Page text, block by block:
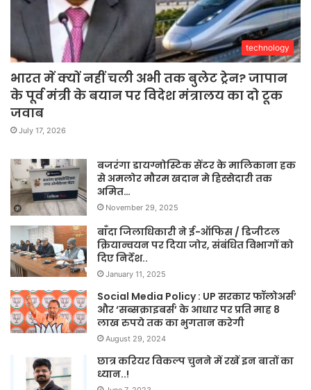
technology
भारत में क्यों नहीं चली अभी तक बुलेट ट्रेन? जापान
के पूर्व मंत्री के बयान पर विदेश मंत्रालय का दो टूक
जवाब
July 17, 2026
बजरंगा डायग्नोस्टिक सेंटर के मालिकाना हक
से अमलोर मौरम खदान मे हिस्सेदारी तक
अमित…
November 29, 2025
बाँदा जिलाधिकारी ने ई-ऑफिस / डिजीटल
क्रियान्वयन पर दिया जोर, संबंधित विभागों को
दिए निर्देश..
January 11, 2025
Social Media Policy : UP सरकार फॉलोअर्स’
और ‘सब्सक्राइबर्स’ के आधार पर प्रति माह 8
लाख रुपये तक का भुगतान करेगी
August 29, 2024
छात्र करियर विकल्प चुनने में रखें इन बातों का
ध्यान..!